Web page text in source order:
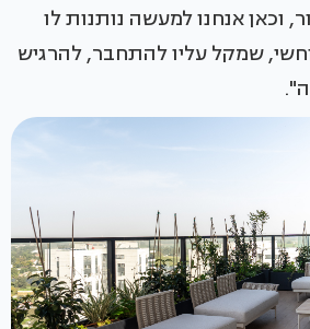
וכאן אנחנו למעשה נותנות לו
שמקל עליו להתחבר, להרגיש